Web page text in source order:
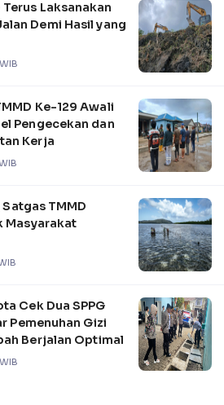
Laksanakan
Demi Hasil yang
Ke-129 Awali
Pengecekan dan
Kerja
TMMD
Masyarakat
Cek Dua SPPG
Pemenuhan Gizi
Berjalan Optimal